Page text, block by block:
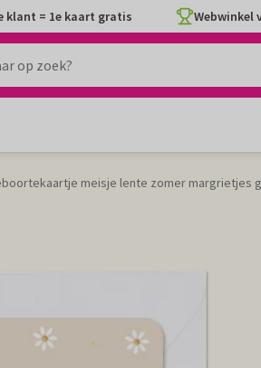
klant = 1e kaart gratis Webwinkel
meisje lente zomer margrietjes